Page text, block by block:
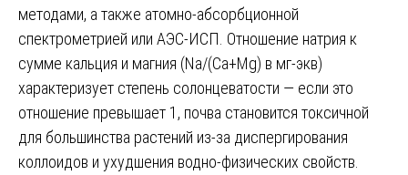
методами, а также атомно-абсорбционной
спектрометрией или АЭС-ИСП. Отношение натрия к
сумме кальция и магния (Na/(Ca+Mg) в мг-экв)
характеризует степень солонцеватости — если это
отношение превышает 1, почва становится токсичной
для большинства растений из-за диспергирования
коллоидов и ухудшения водно-физических свойств.